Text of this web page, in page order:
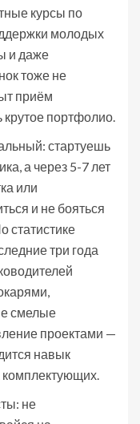
курсы по
молодых
и даже
тоже не
приём
крутое портфолио.
стартуешь
а через 5-7 лет
или
и не бояться
статистике
три года
смелые
проектами —
навык
не